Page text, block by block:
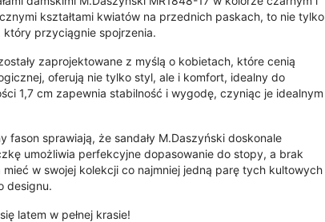
kształtami kwiatów na przednich paskach, to nie tylko
który przyciągnie spojrzenia.
zaprojektowane z myślą o kobietach, które cenią
oferują nie tylko styl, ale i komfort, idealny do
1,7 cm zapewnia stabilność i wygodę, czyniąc je idealnym
sprawiają, że sandały M.Daszyński doskonale
umożliwia perfekcyjne dopasowanie do stopy, a brak
w swojej kolekcji co najmniej jedną parę tych kultowych
designu.
latem w pełnej krasie!